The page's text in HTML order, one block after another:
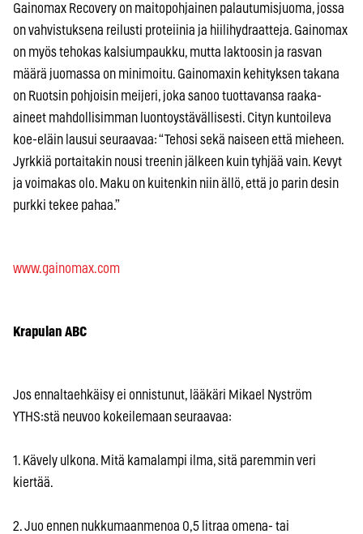
Gainomax Recovery on maitopohjainen palautumisjuoma, jossa
on vahvistuksena reilusti proteiinia ja hiilihydraatteja. Gainomax
on myös tehokas kalsiumpaukku, mutta laktoosin ja rasvan
määrä juomassa on minimoitu. Gainomaxin kehityksen takana
on Ruotsin pohjoisin meijeri, joka sanoo tuottavansa raaka-
aineet mahdollisimman luontoystävällisesti. Cityn kuntoileva
koe-eläin lausui seuraavaa: “Tehosi sekä naiseen että mieheen.
Jyrkkiä portaitakin nousi treenin jälkeen kuin tyhjää vain. Kevyt
ja voimakas olo. Maku on kuitenkin niin ällö, että jo parin desin
purkki tekee pahaa.”
www.gainomax.com
Krapulan ABC
Jos ennaltaehkäisy ei onnistunut, lääkäri Mikael Nyström
YTHS:stä neuvoo kokeilemaan seuraavaa:
1. Kävely ulkona. Mitä kamalampi ilma, sitä paremmin veri
kiertää.
2. Juo ennen nukkumaanmenoa 0,5 litraa omena- tai